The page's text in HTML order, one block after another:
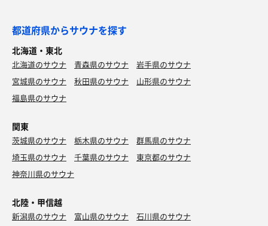
都道府県からサウナを探す
北海道・東北
北海道のサウナ 青森県のサウナ
岩手県のサウナ
宮城県のサウナ
秋田県のサウナ
山形県のサウナ
福島県のサウナ
関東
茨城県のサウナ 栃木県のサウナ
群馬県のサウナ
埼玉県のサウナ
千葉県のサウナ
東京都のサウナ
神奈川県のサウナ
北陸・甲信越
新潟県のサウナ 富山県のサウナ 石川県のサウナ